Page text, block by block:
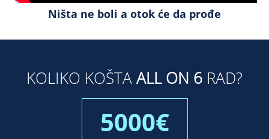
Ništa ne boli a otok će da prođe
KOLIKO KOŠTAALL ON 6 RAD?
5000€